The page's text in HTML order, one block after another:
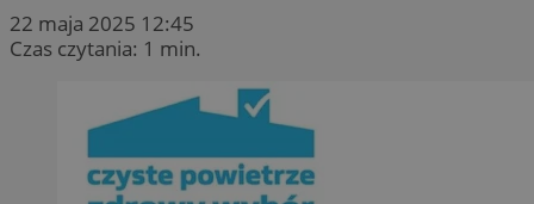
22 maja 2025 12:45
Czas czytania: 1 min.